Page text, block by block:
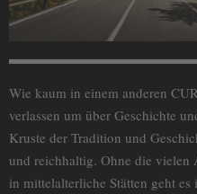
Wie kaum in einem anderen
verlassen um über Geschichte
Kruste der Tradition und
und reichhaltig. Ohne die vielen
in mittelalterliche Stätten geht